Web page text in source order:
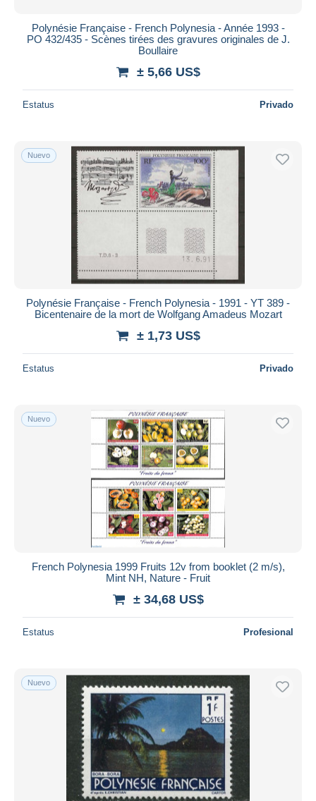
Polynésie Française - French Polynesia - Année 1993 -
PO 432/435 - Scènes tirées des gravures originales de J.
Boullaire
± 5,66 US$
Estatus Privado
Nuevo
Polynésie Française - French Polynesia - 1991 - YT 389 -
Bicentenaire de la mort de Wolfgang Amadeus Mozart
± 1,73 US$
Estatus Privado
Nuevo
French Polynesia 1999 Fruits 12v from booklet (2 m/s),
Mint NH, Nature - Fruit
± 34,68 US$
Estatus Profesional
Nuevo